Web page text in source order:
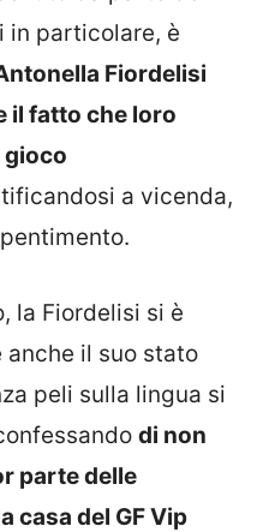
in particolare, è
Fiordelisi
il fatto che loro
a vicenda,
la Fiordelisi si è
il suo stato
peli sulla lingua si
di non
parte delle
casa del GF Vip